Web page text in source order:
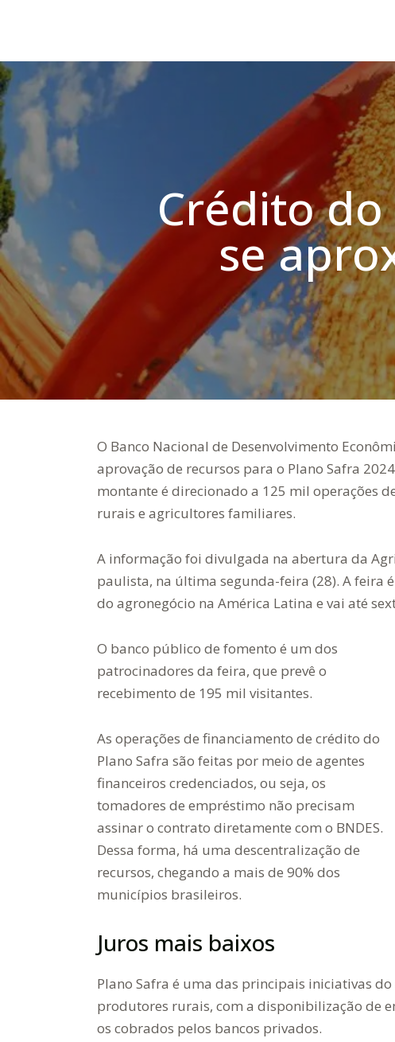
Crédito do
se
O Banco Nacional de Desenvolvimento
aprovação de recursos para o Plano Safra
montante é direcionado a 125 mil operações
rurais e agricultores familiares.
A informação foi divulgada na abertura da
paulista, na última segunda-feira (28). A feira
do agronegócio na América Latina e vai até
O banco público de fomento é um dos
patrocinadores da feira, que prevê o
recebimento de 195 mil visitantes.
As operações de financiamento de crédito do
Plano Safra são feitas por meio de agentes
financeiros credenciados, ou seja, os
tomadores de empréstimo não precisam
assinar o contrato diretamente com o BNDES.
Dessa forma, há uma descentralização de
recursos, chegando a mais de 90% dos
municípios brasileiros.
Juros mais baixos
Plano Safra é uma das principais iniciativas
produtores rurais, com a disponibilização de
os cobrados pelos bancos privados.